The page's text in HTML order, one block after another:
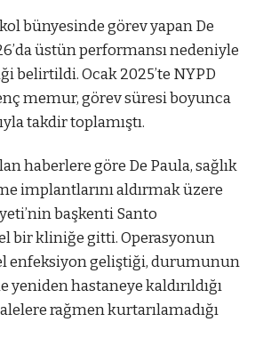
bünyesinde görev yapan De
üstün performansı nedeniyle
belirtildi. Ocak 2025’te NYPD
memur, görev süresi boyunca
takdir toplamıştı.
haberlere göre De Paula, sağlık
implantlarını aldırmak üzere
başkenti Santo
bir kliniğe gitti. Operasyonun
enfeksiyon geliştiği, durumunun
yeniden hastaneye kaldırıldığı
rağmen kurtarılamadığı